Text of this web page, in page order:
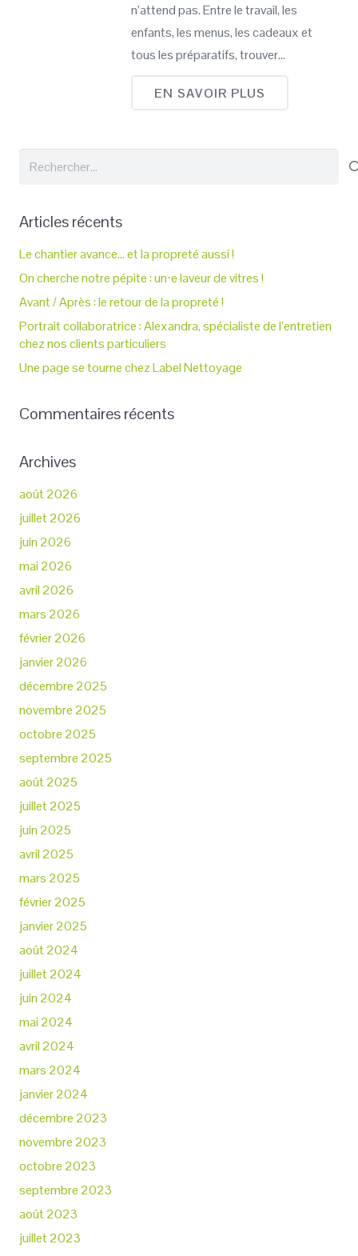
n’attend pas. Entre le travail, les
enfants, les menus, les cadeaux et
tous les préparatifs, trouver…
EN SAVOIR PLUS
Rechercher :
Articles récents
Le chantier avance… et la propreté aussi !
On cherche notre pépite : un⋅e laveur de vitres !
Avant / Après : le retour de la propreté !
Portrait collaboratrice : Alexandra, spécialiste de l’entretien
chez nos clients particuliers
Une page se tourne chez Label Nettoyage
Commentaires récents
Archives
août 2026
juillet 2026
juin 2026
mai 2026
avril 2026
mars 2026
février 2026
janvier 2026
décembre 2025
novembre 2025
octobre 2025
septembre 2025
août 2025
juillet 2025
juin 2025
avril 2025
mars 2025
février 2025
janvier 2025
août 2024
juillet 2024
juin 2024
mai 2024
avril 2024
mars 2024
janvier 2024
décembre 2023
novembre 2023
octobre 2023
septembre 2023
août 2023
juillet 2023